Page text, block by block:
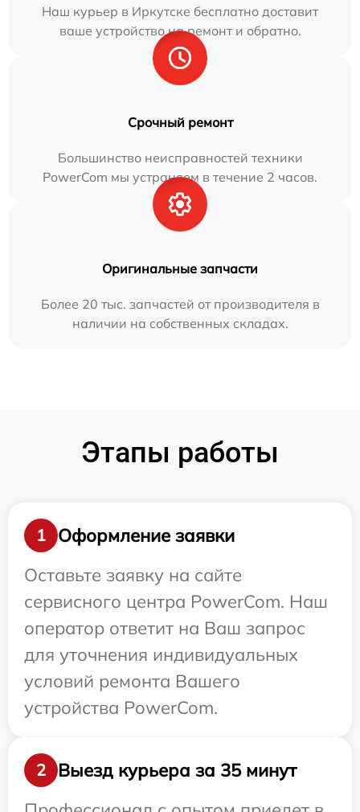
Наш курьер в Иркутске бесплатно доставит
ваше устройство на ремонт и обратно.
Срочный ремонт
Большинство неисправностей техники
PowerCom мы устраняем в течение 2 часов.
Оригинальные запчасти
Более 20 тыс. запчастей от производителя в
наличии на собственных складах.
Этапы работы
1
Оформление заявки
Оставьте заявку на сайте
сервисного центра PowerCom. Наш
оператор ответит на Ваш запрос
для уточнения индивидуальных
условий ремонта Вашего
устройства PowerCom.
2
Выезд курьера за 35 минут